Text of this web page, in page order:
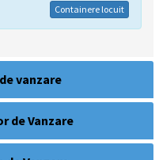
Containere locuit
vanzare
de Vanzare